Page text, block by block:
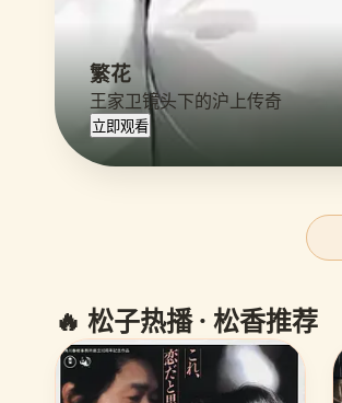
繁花
王家卫镜头下的沪上传奇
立即观看
🔥 松子热播 · 松香推荐